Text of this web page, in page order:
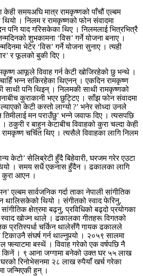
समयअघि मात्र रामकृष्णको पाँचौं एल्बम
। निलम र रामकृष्णको फोन संवादमा
पनि याद गरिसकेका थिए । निलमलाई भित्रभित्रै
शुभकामना ‘विस’ गर्ने योजना बनाए ।
भेटेर ‘विस’ गर्ने योजना सुनाए । त्यही
र फूलको बुकी दिए ।
आफूले विवाह गर्न केटी खोजिरहेको छु भन्थे ।
भन्न सकिरहेका थिएनन् । एकदिन रामकृष्ण
साथी पनि थिइन् । निलमकी साथी रामकृष्णको
कुराकानी भएर छुट्टिए । साँझ फोन संवादमा
केटी कस्तो लाग्यो ?’ भनेर सोध्दा उनले
तिमीलाई मन पराउँछु’ भन्ने जवाफ दिए । त्यसपछि
ठकुरी र बाहुन केटाबीच विवाहको कुरा चल्दा केही
रामकृष्ण चर्चित थिए । त्यसैले विवाहका लागि निलम
केटो’ सेलिब्रेटी हुँदै बिहेवारी, घरजम गरेर एउटा
। समय सधैं एकनास हुँदैन । ढकालका लागि
आएन ।
एल्बम सार्वजनिक गर्दा ताका नेपाली सांगीतिक
थालिसकेको थियो । संगीतको स्वाद फेरिनु,
क्षेत्रमा बढ्नु, प्रविधिको बढ्दो प्रयोगका
खोज्न थाले । ढकालका गीतहरू विगतको
प्रतिस्पर्धा चर्किन थालेसँगै गायक ढकालले
संघर्ष गर्न थाल्नुपर्‍यो । २०५९ सालमा
फ्ल्याटमा बस्थें । विवाह गरेको एक वर्षपछि नै
किनें । ९ आना जग्गामा बनेको उक्त घर ५५ लाख
रिनोभेसनमा २८ लाख रुपैयाँ खर्च गरेका
जन्मिएकी हुन् ।